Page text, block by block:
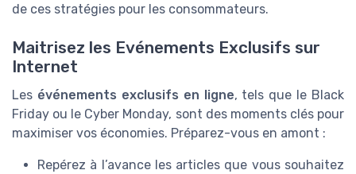
de ces stratégies pour les consommateurs.
Maitrisez les Evénements Exclusifs sur
Internet
Les événements exclusifs en ligne, tels que le Black
Friday ou le Cyber Monday, sont des moments clés pour
maximiser vos économies. Préparez-vous en amont :
Repérez à l’avance les articles que vous souhaitez